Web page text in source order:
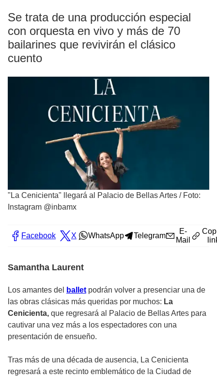
Se trata de una producción especial
con orquesta en vivo y más de 70
bailarines que revivirán el clásico
cuento
"La Cenicienta" llegará al Palacio de Bellas Artes / Foto:
Instagram @inbamx
Facebook X WhatsApp Telegram
E-
Mail
Samantha Laurent
Los amantes del ballet podrán volver a presenciar una de
las obras clásicas más queridas por muchos: La
Cenicienta, que regresará al Palacio de Bellas Artes para
cautivar una vez más a los espectadores con una
presentación de ensueño.
Tras más de una década de ausencia, La Cenicienta
regresará a este recinto emblemático de la Ciudad de